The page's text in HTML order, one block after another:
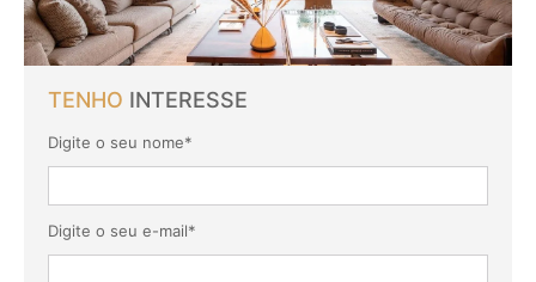
TENHO INTERESSE
Digite o seu nome*
Digite o seu e-mail*